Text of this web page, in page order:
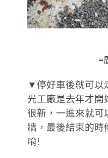
=
▼停好車後就可以
光工廠是去年才開
很新，一進來就可
牆，最後結束的時
唷!